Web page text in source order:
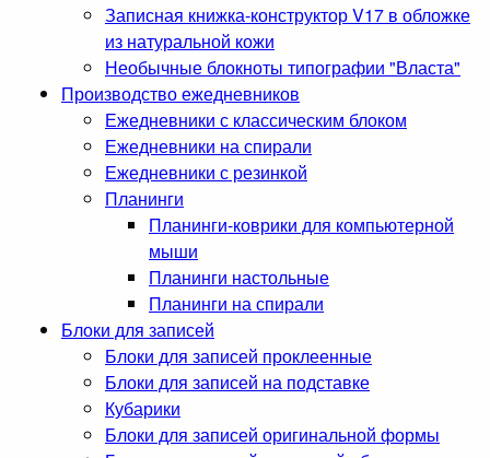
Записная книжка-конструктор V17 в обложке
из натуральной кожи
Необычные блокноты типографии "Власта"
Производство ежедневников
Ежедневники с классическим блоком
Ежедневники на спирали
Ежедневники с резинкой
Планинги
Планинги-коврики для компьютерной
мыши
Планинги настольные
Планинги на спирали
Блоки для записей
Блоки для записей проклеенные
Блоки для записей на подставке
Кубарики
Блоки для записей оригинальной формы